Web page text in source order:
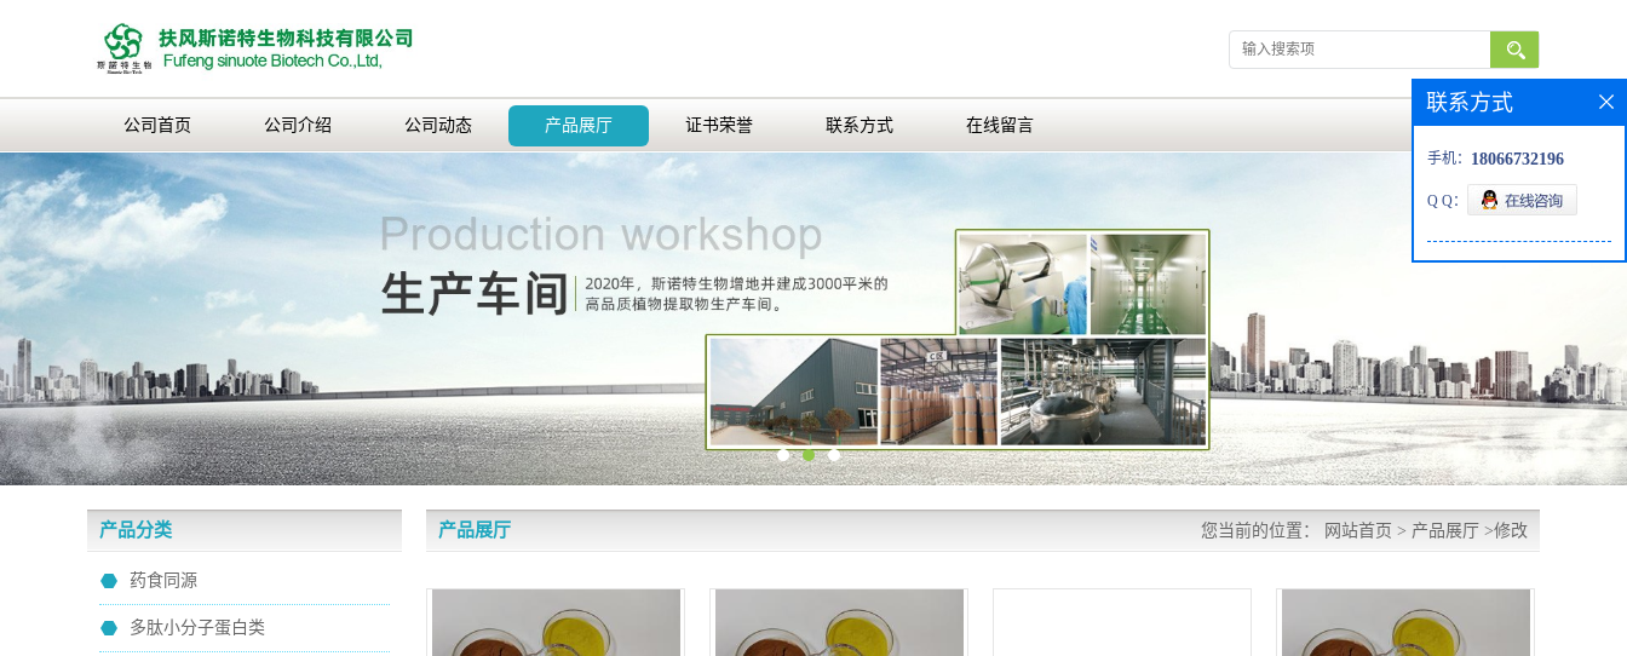
公司首页 公司介绍 公司动态 产品展厅 证书荣誉 联系方式 在线留言
产品分类
药食同源
多肽小分子蛋白类
产品展厅 您当前的位置： 网站首页 > 产品展厅 >修改
联系方式
手机： 18066732196
Q Q：